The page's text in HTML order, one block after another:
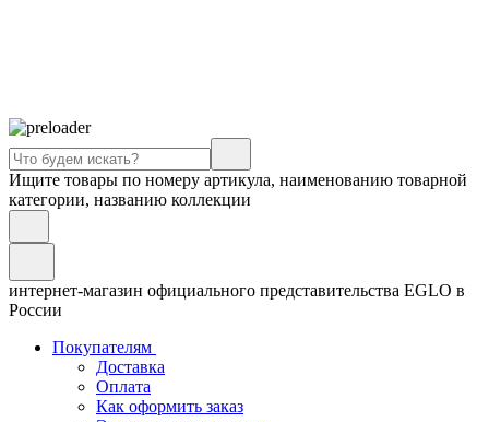
Ищите товары по номеру артикула, наименованию товарной
категории, названию коллекции
интернет-магазин официального представительства EGLO в
России
Покупателям
Доставка
Оплата
Как оформить заказ